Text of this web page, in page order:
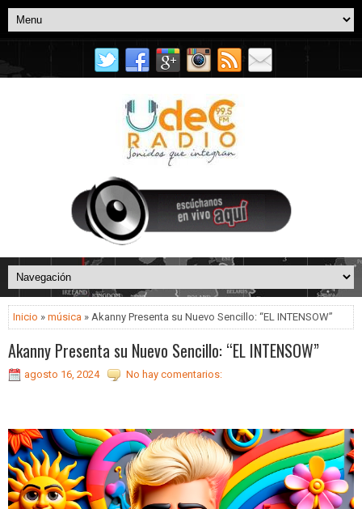
Inicio » música » Akanny Presenta su Nuevo Sencillo: “EL INTENSOW”
Akanny Presenta su Nuevo Sencillo: “EL INTENSOW”
agosto 16, 2024 No hay comentarios: